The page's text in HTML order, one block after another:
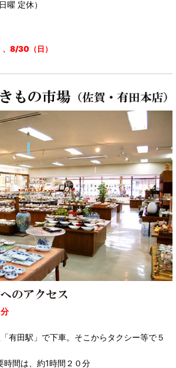
曜 定休）
8/30（日）
有田駅」で下車。そこからタクシー等で５
間は、約1時間２０分